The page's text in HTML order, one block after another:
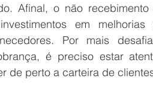
Afinal, o não
em
Por mais
é preciso estar
de perto a carteira de